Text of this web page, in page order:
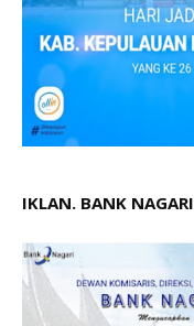
IKLAN. BANK NAGARI